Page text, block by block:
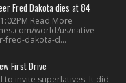
Fred Dakota dies at 84
Read More
world/us/native-
fred-dakota-d...
First Drive
to invite superlatives. It did